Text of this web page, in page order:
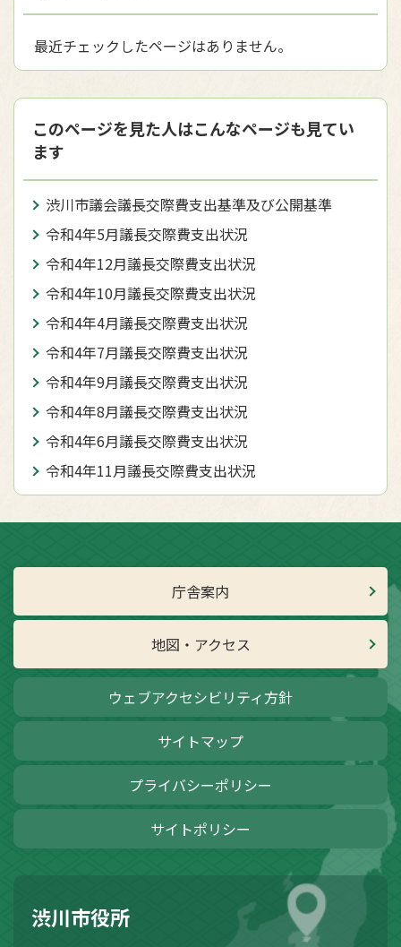
最近チェックしたページはありません。
このページを見た人はこんなページも見てい
ます
渋川市議会議長交際費支出基準及び公開基準
令和4年5月議長交際費支出状況
令和4年12月議長交際費支出状況
令和4年10月議長交際費支出状況
令和4年4月議長交際費支出状況
令和4年7月議長交際費支出状況
令和4年9月議長交際費支出状況
令和4年8月議長交際費支出状況
令和4年6月議長交際費支出状況
令和4年11月議長交際費支出状況
庁舎案内
地図・アクセス
ウェブアクセシビリティ方針
サイトマップ
プライバシーポリシー
サイトポリシー
渋川市役所